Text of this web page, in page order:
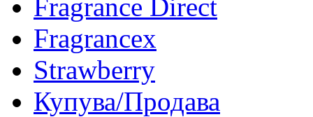
Fragrance Direct
Fragrancex
Strawberry
Купува/Продава